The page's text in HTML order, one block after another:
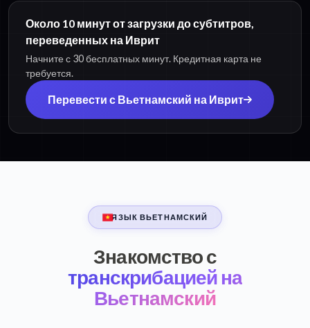
Около 10 минут от загрузки до субтитров,
переведенных на Иврит
Начните с 30 бесплатных минут. Кредитная карта не
требуется.
Перевести с Вьетнамский на Иврит
ЯЗЫК ВЬЕТНАМСКИЙ
Знакомство с
транскрибацией на
Вьетнамский